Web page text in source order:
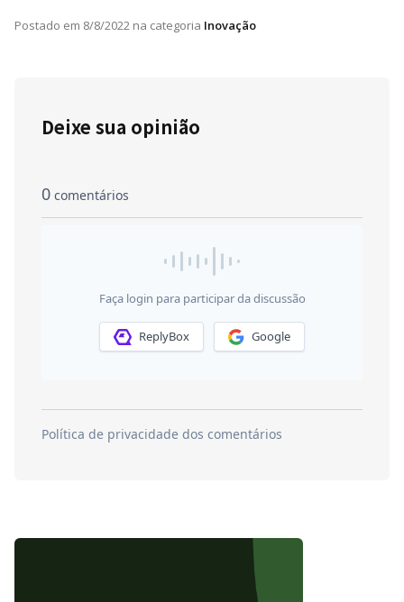
Postado em 8/8/2022 na categoria Inovação
Deixe sua opinião